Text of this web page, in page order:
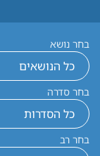
בחר נושא
בחר סדרה
בחר רב